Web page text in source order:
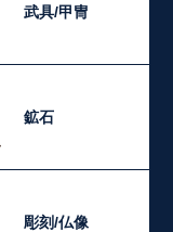
武具/甲冑
鉱石
彫刻/仏像